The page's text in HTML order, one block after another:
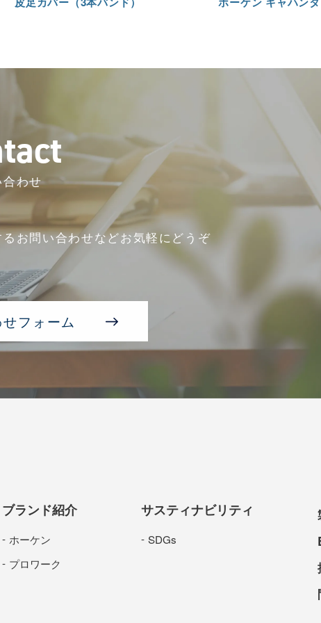
tact
合わせ
お問い合わせなどお気軽にどうぞ
フォーム
ブランド紹介
ホーケン
プロワーク
サスティナビリティ
SDGs